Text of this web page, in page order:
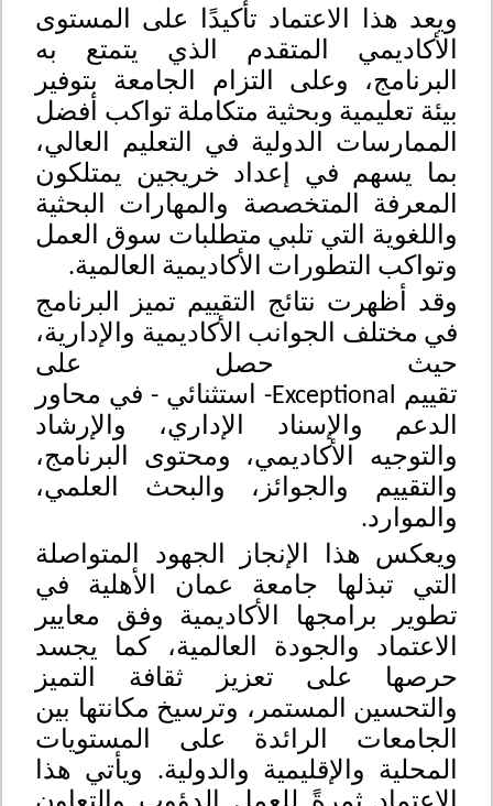
ويعد هذا الاعتماد تأكيدًا على المستوى
الأكاديمي المتقدم الذي يتمتع به
البرنامج، وعلى التزام الجامعة بتوفير
بيئة تعليمية وبحثية متكاملة تواكب أفضل
الممارسات الدولية في التعليم العالي،
بما يسهم في إعداد خريجين يمتلكون
المعرفة المتخصصة والمهارات البحثية
واللغوية التي تلبي متطلبات سوق العمل
وتواكب التطورات الأكاديمية العالمية.
وقد أظهرت نتائج التقييم تميز البرنامج
في مختلف الجوانب الأكاديمية والإدارية،
حيث حصل على
تقييم Exceptional
- استثنائي - في محاور
الدعم والإسناد الإداري، والإرشاد
والتوجيه الأكاديمي، ومحتوى البرنامج،
والتقييم والجوائز، والبحث العلمي،
والموارد.
ويعكس هذا الإنجاز الجهود المتواصلة
التي تبذلها جامعة عمان الأهلية في
تطوير برامجها الأكاديمية وفق معايير
الاعتماد والجودة العالمية، كما يجسد
حرصها على تعزيز ثقافة التميز
والتحسين المستمر، وترسيخ مكانتها بين
الجامعات الرائدة على المستويات
المحلية والإقليمية والدولية. ويأتي هذا